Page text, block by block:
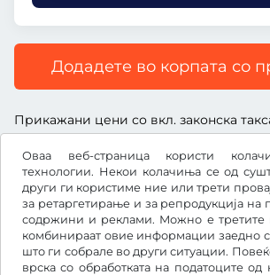
Оваа веб-страница користи
технологии. Некои колачиња се од
други ги користиме ние или трети
за ретаргетирање и за репродукција на
содржини и реклами. Можно е третите
комбинираат овие информации заедно
што ги собрале во други ситуации.
врска со обработката на податоците
Додадете во корпата со
Прикажани цени со вкл. законска
вкл. надоместок за услуга и вкл.
FtHUF